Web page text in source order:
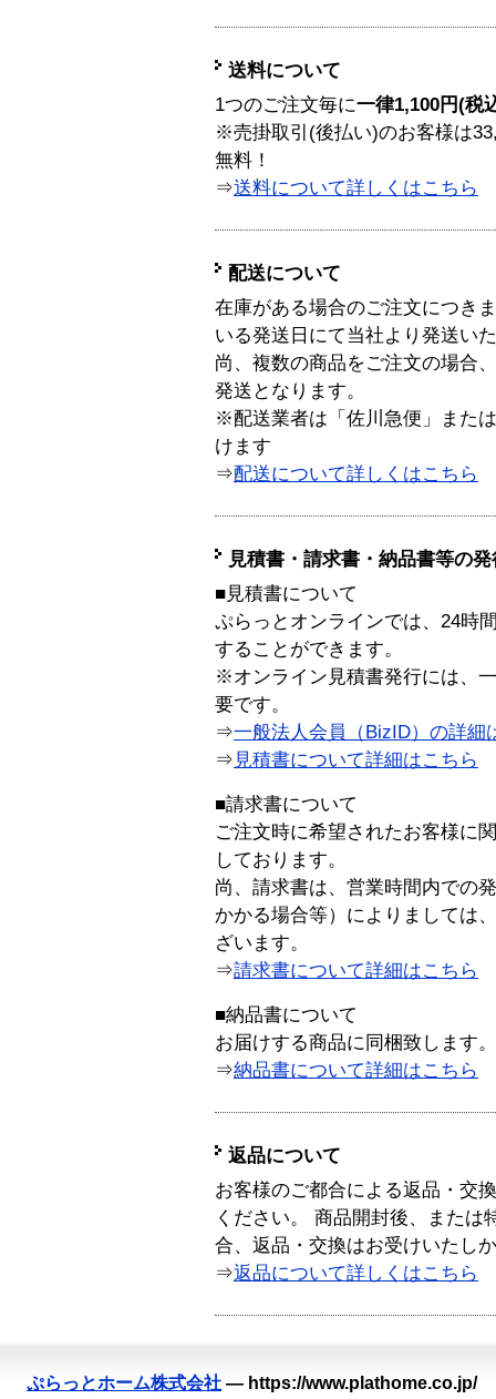
送料について
1つのご注文毎に一律1,100円(税
※売掛取引(後払い)のお客様は
無料！
⇒送料について詳しくはこちら
配送について
在庫がある場合のご注文につき
いる発送日にて当社より発送い
尚、複数の商品をご注文の場合
発送となります。
※配送業者は「佐川急便」また
けます
⇒配送について詳しくはこちら
見積書・請求書・納品書等の
■見積書について
ぷらっとオンラインでは、24時
することができます。
※オンライン見積書発行には、
要です。
⇒一般法人会員（BizID）の詳細
⇒ 見積書について詳細はこちら
■請求書について
ご注文時に希望されたお客様に
しております。
尚、請求書は、営業時間内での
かかる場合等）によりましては
ざいます。
⇒請求書について詳細はこちら
■納品書について
お届けする商品に同梱致します。
⇒納品書について詳細はこちら
返品について
お客様のご都合による返品・交
ください。 商品開封後、または
合、返品・交換はお受けいたし
⇒返品について詳しくはこちら
ぷらっとホーム株式会社 — https://www.plathome.co.jp/